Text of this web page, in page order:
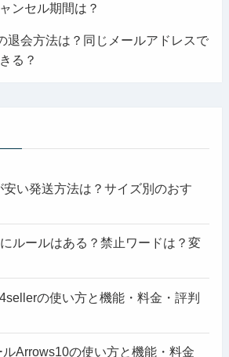
ンセル期間は？
退会方法は？同じメールアドレスで
る？
安い発送方法は？サイズ別のおす
ルールはある？禁止ワードは？変
の使い方と機能・料金・評判
Arrows10の使い方と機能・料金